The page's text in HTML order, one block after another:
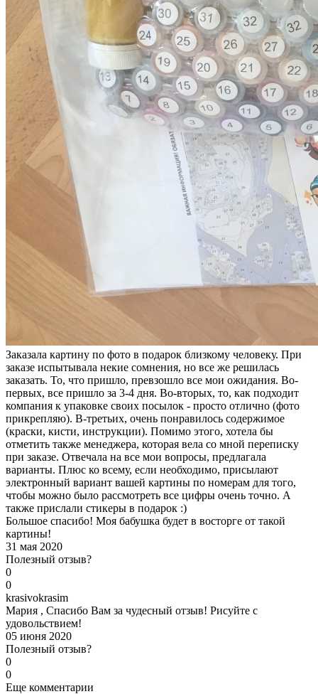
Заказала картину по фото в подарок близкому человеку. При
заказе испытывала некие сомнения, но все же решилась
заказать. То, что пришло, превзошло все мои ожидания. Во-
первых, все пришло за 3-4 дня. Во-вторых, то, как подходит
компания к упаковке своих посылок - просто отлично (фото
прикрепляю). В-третьих, очень понравилось содержимое
(краски, кисти, инструкции). Помимо этого, хотела бы
отметить также менеджера, которая вела со мной переписку
при заказе. Отвечала на все мои вопросы, предлагала
варианты. Плюс ко всему, если необходимо, присылают
электронный вариант вашей картины по номерам для того,
чтобы можно было рассмотреть все цифры очень точно. А
также прислали стикеры в подарок :)
Большое спасибо! Моя бабушка будет в восторге от такой
картины!
31 мая 2020
Полезный отзыв?
0
0
krasivokrasim
Мария , Спасибо Вам за чудесный отзыв! Рисуйте с
удовольствием!
05 июня 2020
Полезный отзыв?
0
0
Еще комментарии